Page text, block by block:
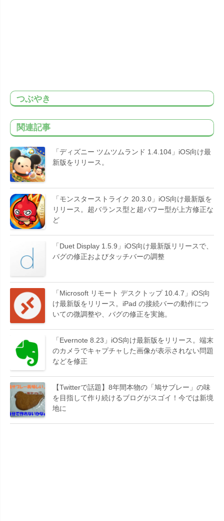
つぶやき
関連記事
「ディズニー ツムツムランド 1.4.104」iOS向け最
新版をリリース。
「モンスターストライク 20.3.0」iOS向け最新版を
リリース。超バランス型と超パワー型が上方修正な
ど
「Duet Display 1.5.9」iOS向け最新版リリースで、
バグの修正およびタッチバーの調整
「Microsoft リモート デスクトップ 10.4.7」iOS向
け最新版をリリース。iPad の接続バーの動作につ
いての微調整や、バグの修正を実施。
「Evernote 8.23」iOS向け最新版をリリース。端末
のカメラでキャプチャした画像が表示されない問題
などを修正
【Twitterで話題】8年間本物の「鳩サブレー」の味
を目指して作り続けるブログがスゴイ！今では新境
地に